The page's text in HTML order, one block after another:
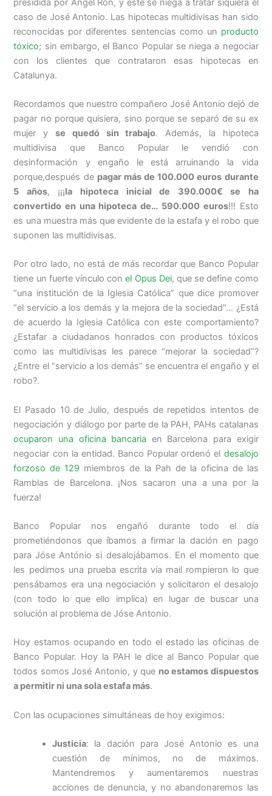
presidida por Ángel Ron, y éste se niega a tratar siquiera el
caso de José Antonio. Las hipotecas multidivisas han sido
reconocidas por diferentes sentencias como un producto
tóxico; sin embargo, el Banco Popular se niega a negociar
con los clientes que contrataron esas hipotecas en
Catalunya.
Recordamos que nuestro compañero José Antonio dejó de
pagar no porque quisiera, sino porque se separó de su ex
mujer y se quedó sin trabajo. Además, la hipoteca
multidivisa que Banco Popular le vendió con
desinformación y engaño le está arruinando la vida
porque,después de pagar más de 100.000 euros durante
5 años, ¡¡¡la hipoteca inicial de 390.000€ se ha
convertido en una hipoteca de… 590.000 euros!!! Esto
es una muestra más que evidente de la estafa y el robo que
suponen las multidivisas.
Por otro lado, no está de más recordar que Banco Popular
tiene un fuerte vínculo conel Opus Dei, que se define como
“una institución de la Iglesia Católica” que dice promover
“el servicio a los demás y la mejora de la sociedad”… ¿Está
de acuerdo la Iglesia Católica con este comportamiento?
¿Estafar a ciudadanos honrados con productos tóxicos
como las multidivisas les parece “mejorar la sociedad”?
¿Entre el “servicio a los demás” se encuentra el engaño y el
robo?.
El Pasado 10 de Julio, después de repetidos intentos de
negociación y diálogo por parte de la PAH, PAHs catalanas
ocuparon una oficina bancaria en Barcelona para exigir
negociar con la entidad. Banco Popular ordenó el desalojo
forzoso de 129 miembros de la Pah de la oficina de las
Ramblas de Barcelona. ¡Nos sacaron una a una por la
fuerza!
Banco Popular nos engañó durante todo el día
prometiéndonos que íbamos a firmar la dación en pago
para Jóse António si desalojábamos. En el momento que
les pedimos una prueba escrita vía mail rompieron lo que
pensábamos era una negociación y solicitaron el desalojo
(con todo lo que ello implica) en lugar de buscar una
solución al problema de Jóse Antonio.
Hoy estamos ocupando en todo el estado las oficinas de
Banco Popular. Hoy la PAH le dice al Banco Popular que
todos somos José Antonio, y que no estamos dispuestos
a permitir ni una sola estafa más.
Con las ocupaciones simultáneas de hoy exigimos:
Justicia: la dación para José Antonio es una
cuestión de mínimos, no de máximos.
Mantendremos y aumentaremos nuestras
acciones de denuncia, y no abandonaremos las